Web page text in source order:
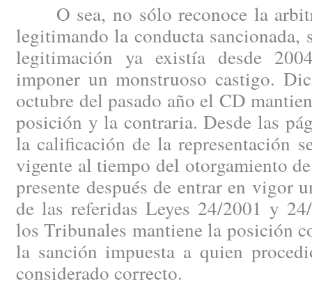
O sea, no sólo reconoce la
legitimando la conducta sancionada,
legitimación ya existía desde
imponer un monstruoso castigo.
octubre del pasado año el CD
posición y la contraria. Desde las
la calificación de la representación
vigente al tiempo del otorgamiento
presente después de entrar en vigor
de las referidas Leyes 24/2001 y
los Tribunales mantiene la posición
la sanción impuesta a quien
considerado correcto.